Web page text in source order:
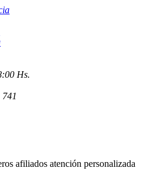
Hs.
afiliados atención personalizada